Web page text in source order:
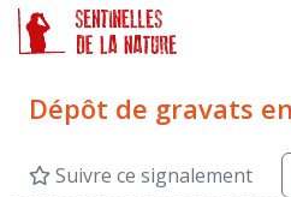
Dépôt de gravats
Suivre ce signalement
Panneau de gestion des cookies